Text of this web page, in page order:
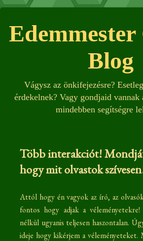
Blog
Vágysz az önkifejezésre?
érdekelnek? Vagy gondjaid
mindebben segítségre
Több interakciót!
hogy mit olvastok
Attól hogy én vagyok az író, az
fontos hogy adjak a
nélkül ugyanis teljesen haszontalan.
ideje hogy kikérjem a